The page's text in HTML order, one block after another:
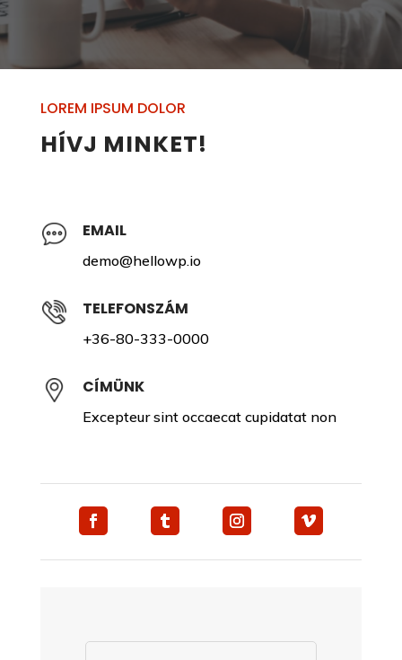
LOREM IPSUM DOLOR
HÍVJ MINKET!
EMAIL
demo@hellowp.io
TELEFONSZÁM
+36-80-333-0000
CÍMÜNK
Excepteur sint occaecat cupidatat non